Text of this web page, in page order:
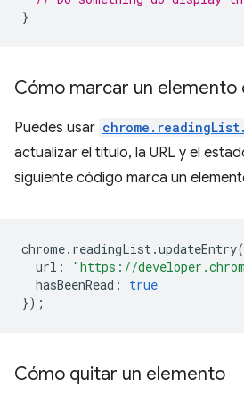
}
Cómo marcar un elemento
Puedes usar
actualizar el título, la URL y el
siguiente código marca un
chrome. readingList .updateEntry
url : "https://
hasBeenRead :
true
});
Cómo quitar un elemento